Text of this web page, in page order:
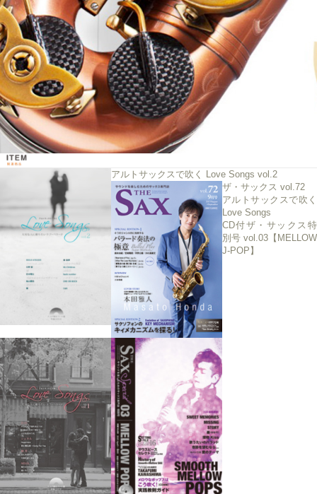
アルトサックスで吹く Love Songs vol.2
ザ・サックス vol.72
アルトサックスで吹く
Love Songs
CD付ザ・サックス特
別号 vol.03【MELLOW
J-POP】